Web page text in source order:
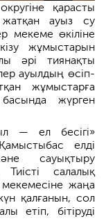
қарасты
жатқан ауыз су
мекеме өкіліне
жұмыстарын
әрі тиянақты
ауылдың өсіп-
жұмыстарға
басында жүрген
— ел бесігі»
елді
сауықтыру
салалық
жаңа
қалғанын, сол
етіп, бітіруді